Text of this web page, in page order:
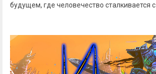
будущем, где человечество сталкивается с